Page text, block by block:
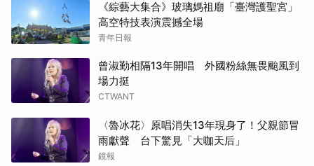
《綜藝大集合》玻璃媽祖廟「臺灣護聖宮」
高空特技表演震撼全場
青年日報
曾淑勤相隔13年開唱 外國粉絲無畏颱風到
場力挺
CTWANT
〈魯冰花〉原唱消失13年現身了！父親節冒
雨獻聲 台下驚見「大咖天后」
鏡報